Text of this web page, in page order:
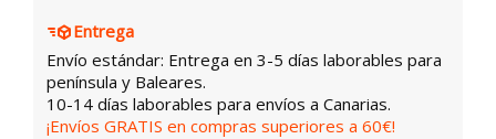
Entrega
Envío estándar: Entrega en 3-5 días laborables para
península y Baleares.
10-14 días laborables para envíos a Canarias.
¡Envíos GRATIS en compras superiores a 60€!